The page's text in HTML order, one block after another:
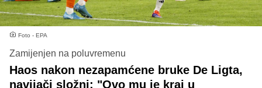
Foto - EPA
Zamijenjen na poluvremenu
Haos nakon nezapamćene bruke De Ligta,
navijači složni: "Ovo mu je kraj u